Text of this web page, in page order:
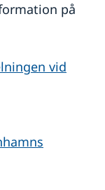
på
vid